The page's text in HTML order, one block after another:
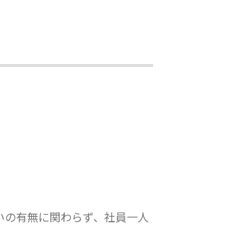
有無に関わらず、社員一人